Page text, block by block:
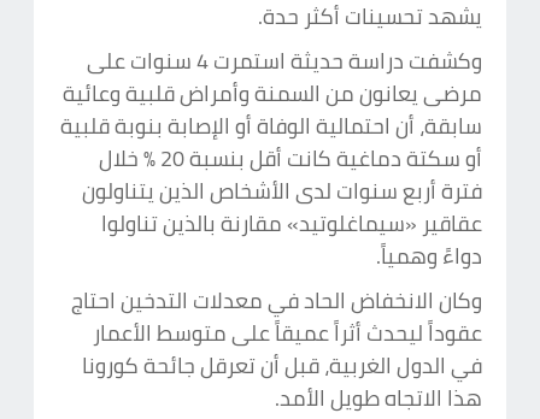
يشهد تحسينات أكثر حدة.
وكشفت دراسة حديثة استمرت 4 سنوات على
مرضى يعانون من السمنة وأمراض قلبية وعائية
سابقة، أن احتمالية الوفاة أو الإصابة بنوبة قلبية
أو سكتة دماغية كانت أقل بنسبة 20 % خلال
فترة أربع سنوات لدى الأشخاص الذين يتناولون
عقاقير «سيماغلوتيد» مقارنة بالذين تناولوا
دواءً وهمياً.
وكان الانخفاض الحاد في معدلات التدخين احتاج
عقوداً ليحدث أثراً عميقاً على متوسط الأعمار
في الدول الغربية، قبل أن تعرقل جائحة كورونا
هذا الاتجاه طويل الأمد.